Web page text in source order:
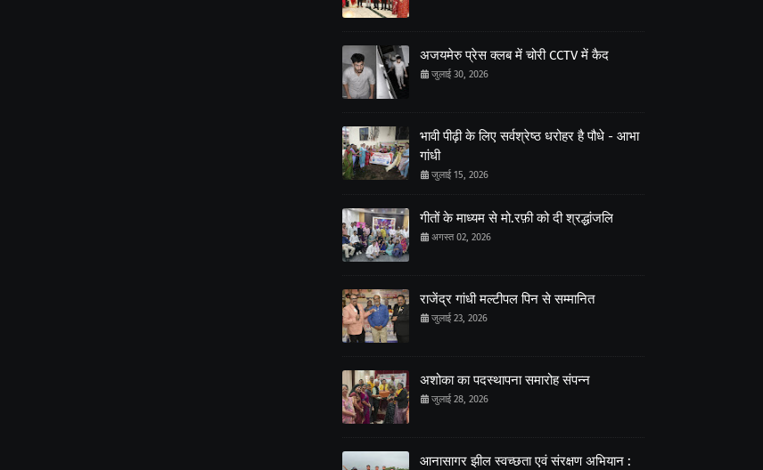
अजयमेरु प्रेस क्लब में चोरी CCTV में कैद
जुलाई 30, 2026
भावी पीढ़ी के लिए सर्वश्रेष्ठ धरोहर है पौधे - आभा
गांधी
जुलाई 15, 2026
गीतों के माध्यम से मो.रफ़ी को दी श्रद्धांजलि
अगस्त 02, 2026
राजेंद्र गांधी मल्टीपल पिन से सम्मानित
जुलाई 23, 2026
अशोका का पदस्थापना समारोह संपन्न
जुलाई 28, 2026
आनासागर झील स्वच्छता एवं संरक्षण अभियान :